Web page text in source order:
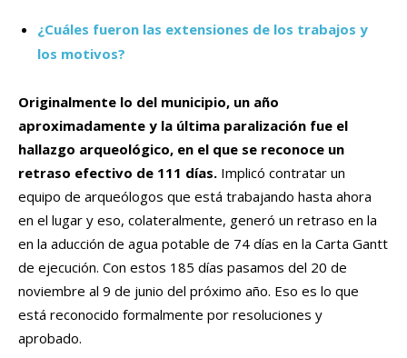
¿Cuáles fueron las extensiones de los trabajos y
los motivos?
Originalmente lo del municipio, un año
aproximadamente y la última paralización fue el
hallazgo arqueológico, en el que se reconoce un
retraso efectivo de 111 días. Implicó contratar un
equipo de arqueólogos que está trabajando hasta ahora
en el lugar y eso, colateralmente, generó un retraso en la
en la aducción de agua potable de 74 días en la Carta Gantt
de ejecución. Con estos 185 días pasamos del 20 de
noviembre al 9 de junio del próximo año. Eso es lo que
está reconocido formalmente por resoluciones y
aprobado.